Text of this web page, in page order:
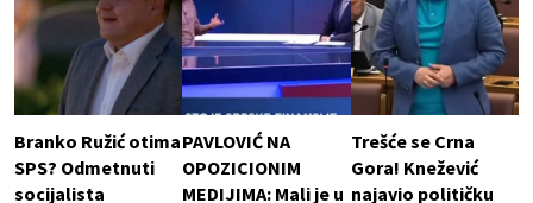
Branko Ružić otima
SPS? Odmetnuti
socijalista
PAVLOVIĆ NA
OPOZICIONIM
MEDIJIMA: Mali je u
Trešće se Crna
Gora! Knežević
najavio političku